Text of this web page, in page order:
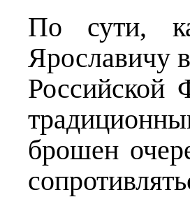
По сути,
Ярославичу
Российской
брошен